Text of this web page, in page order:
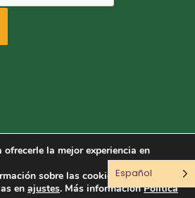
la mejor experiencia en
sobre las cookies que
en ajustes. Más informaciónPolítica
Español